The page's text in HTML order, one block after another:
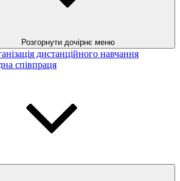
Розгорнути дочірнє меню
дистанційного навчання
співпраця